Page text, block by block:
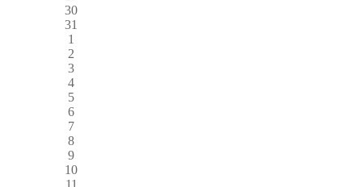
30
31
1
2
3
4
5
6
7
8
9
10
11